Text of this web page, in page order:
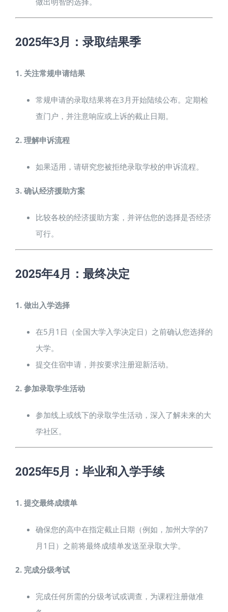
2025年3月：录取结果季
1. 关注常规申请结果
常规申请的录取结果将在3月开始陆续公布。定期检
查门户，并注意响应或上诉的截止日期。
2. 理解申诉流程
如果适用，请研究您被拒绝录取学校的申诉流程。
3. 确认经济援助方案
比较各校的经济援助方案，并评估您的选择是否经济
可行。
2025年4月：最终决定
1. 做出入学选择
在5月1日（全国大学入学决定日）之前确认您选择的
大学。
提交住宿申请，并按要求注册迎新活动。
2. 参加录取学生活动
参加线上或线下的录取学生活动，深入了解未来的大
学社区。
2025年5月：毕业和入学手续
1. 提交最终成绩单
确保您的高中在指定截止日期（例如，加州大学的7
月1日）之前将最终成绩单发送至录取大学。
2. 完成分级考试
完成任何所需的分级考试或调查，为课程注册做准